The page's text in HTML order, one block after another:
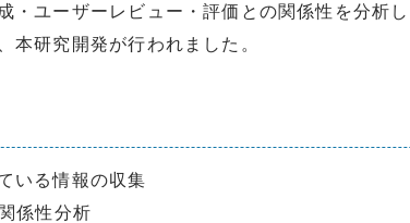
・ユーザーレビュー・評価との関係性を分析
本研究開発が行われました。
いる情報の収集
係性分析